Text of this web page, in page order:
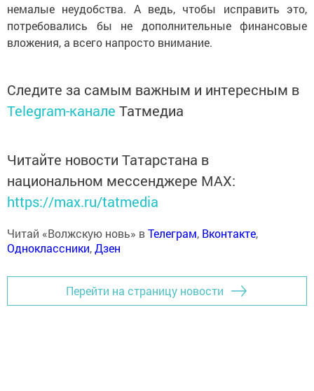
немалые неудобства. А ведь, чтобы исправить это,
потребовались бы не дополнительные финансовые
вложения, а всего напросто внимание.
Следите за самым важным и интересным в
Telegram-канале Татмедиа
Читайте новости Татарстана в
национальном мессенджере MАХ:
https://max.ru/tatmedia
Читай «Волжскую новь» вТелеграм, Вконтакте,
Одноклассники,Дзен
Перейти на страницу новости